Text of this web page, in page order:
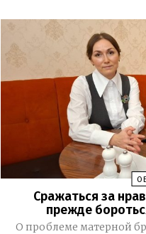
Сражаться за
прежде
О проблеме матерной